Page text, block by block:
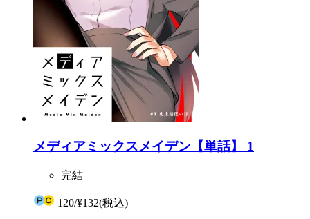
メディアミックスメイデン【単話】 1
完結
120/¥132(税込)